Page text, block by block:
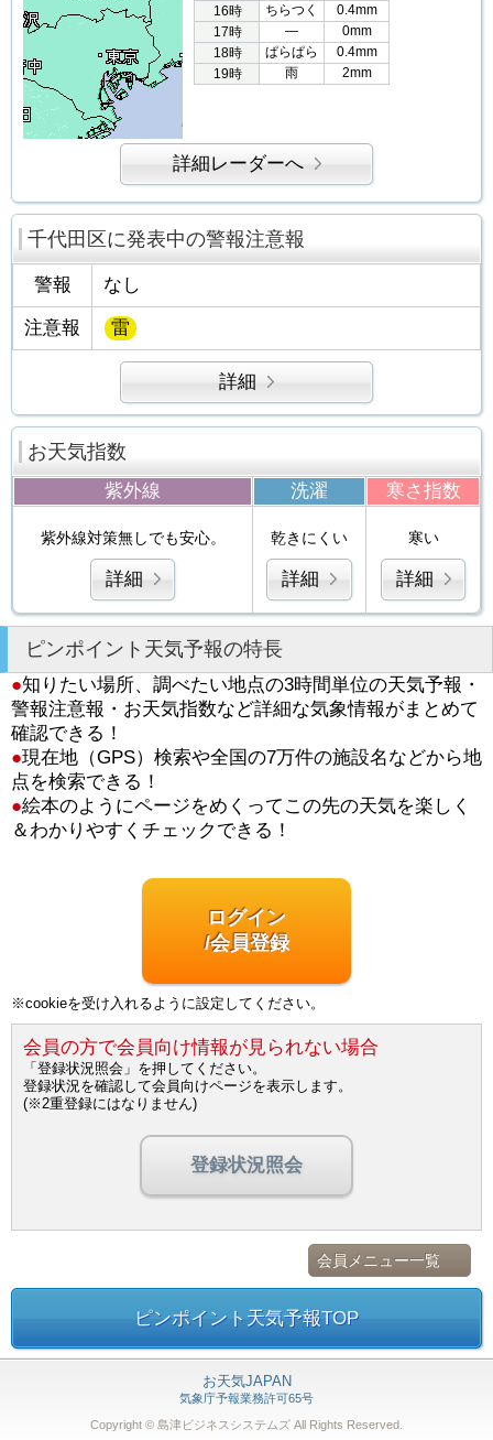
16時
ちらつく
0.4mm
17時
―
0mm
18時
ぱらぱら
0.4mm
19時
雨 2mm
詳細レーダーへ
千代田区に発表中の警報注意報
警報 なし
注意報 雷
詳細
お天気指数
紫外線 洗濯 寒さ指数
紫外線対策無しでも安心。
詳細
乾きにくい
詳細
寒い
詳細
ピンポイント天気予報の特長
●知りたい場所、調べたい地点の3時間単位の天気予報・
警報注意報・お天気指数など詳細な気象情報がまとめて
確認できる！
●現在地（GPS）検索や全国の7万件の施設名などから地
点を検索できる！
●絵本のようにページをめくってこの先の天気を楽しく
＆わかりやすくチェックできる！
ログイン
/会員登録
※cookieを受け入れるように設定してください。
会員の方で会員向け情報が見られない場合
「登録状況照会」を押してください。
登録状況を確認して会員向けページを表示します。
(※2重登録にはなりません)
登録状況照会
会員メニュー一覧
ピンポイント天気予報TOP
お天気JAPAN
気象庁予報業務許可65号
Copyright © 島津ビジネスシステムズ All Rights Reserved.